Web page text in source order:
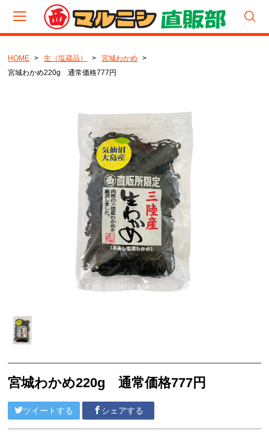
生（塩蔵品）セット
乾物
おみそ汁
その他
HOME 生（塩蔵品）
宮城わかめ
宮城わかめ220g 通常価格777円
宮城わかめ220g 通常価格777円
ツイートする シェアする